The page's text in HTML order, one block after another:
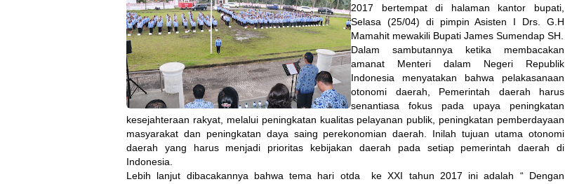
2017 bertempat di halaman kantor bupati,
Selasa (25/04) di pimpin Asisten I Drs. G.H
Mamahit mewakili Bupati James Sumendap SH.
Dalam sambutannya ketika membacakan
amanat Menteri dalam Negeri Republik
Indonesia menyatakan bahwa pelakasanaan
otonomi daerah, Pemerintah daerah harus
senantiasa fokus pada upaya peningkatan
kesejahteraan rakyat, melalui peningkatan kualitas pelayanan publik, peningkatan pemberdayaan
masyarakat dan peningkatan daya saing perekonomian daerah. Inilah tujuan utama otonomi
daerah yang harus menjadi prioritas kebijakan daerah pada setiap pemerintah daerah di
Indonesia.
Lebih lanjut dibacakannya bahwa tema hari otda ke XXI tahun 2017 ini adalah “ Dengan